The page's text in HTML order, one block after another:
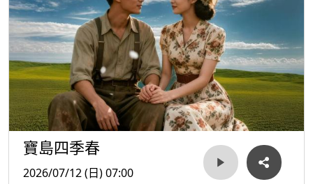
寶島四季春
2026/07/12 (日) 07:00